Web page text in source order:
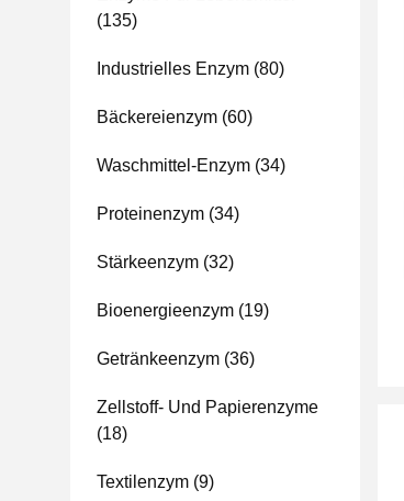
(135)
Industrielles Enzym (80)
Bäckereienzym (60)
Waschmittel-Enzym (34)
Proteinenzym (34)
Stärkeenzym (32)
Bioenergieenzym (19)
Getränkeenzym (36)
Zellstoff- Und Papierenzyme
(18)
Textilenzym (9)